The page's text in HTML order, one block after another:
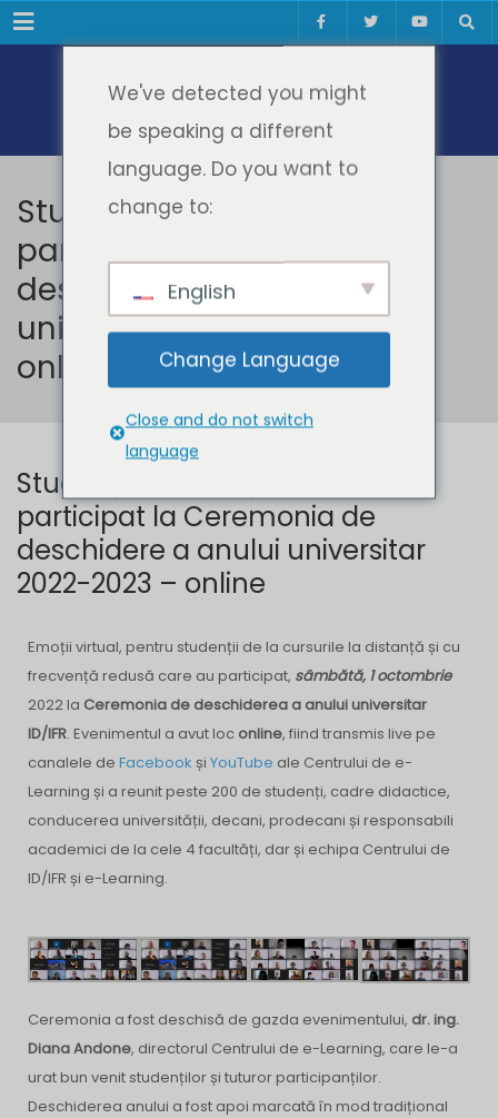
Meniul
Studenții de la ID și IFR au
participat la Ceremonia de
deschidere a anului
universitar 2022-2023 –
online
Studenții de la ID și IFR au
participat la Ceremonia de
deschidere a anului universitar
2022-2023 – online
Emoții virtual, pentru studenții de la cursurile la distanță și cu
frecvență redusă care au participat, sâmbătă, 1 octombrie
2022 la Ceremonia de deschiderea a anului universitar
ID/IFR. Evenimentul a avut loc online, fiind transmis live pe
canalele de Facebook și YouTube ale Centrului de e-
Learning și a reunit peste 200 de studenți, cadre didactice,
conducerea universității, decani, prodecani și responsabili
academici de la cele 4 facultăți, dar și echipa Centrului de
ID/IFR și e-Learning.
Ceremonia a fost deschisă de gazda evenimentului, dr. ing.
Diana Andone, directorul Centrului de e-Learning, care le-a
urat bun venit studenților și tuturor participanților.
Deschiderea anului a fost apoi marcată în mod tradițional
We've detected you might
be speaking a different
language. Do you want to
change to:
English
Change Language
Close and do not switch
language